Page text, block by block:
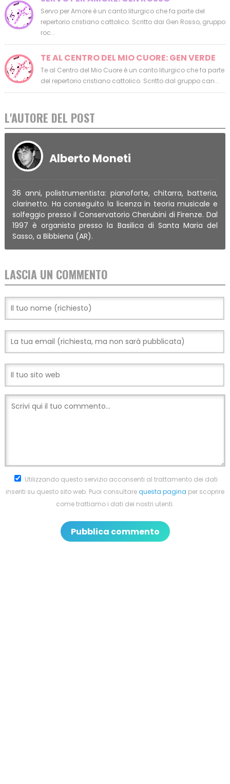
Servo per Amore è un canto liturgico che fa parte del
repertorio cristiano cattolico. Scritto dai Gen Rosso, gruppo
roc...
TE AL CENTRO DEL MIO CUORE: GEN VERDE
Te al Centro del Mio Cuore è un canto liturgico che fa parte
del repertorio cristiano cattolico. Scritto dal gruppo can...
L'AUTORE DEL POST
Alberto Moneti
36 anni, polistrumentista: pianoforte, chitarra, batteria,
clarinetto. Ha conseguito la licenza in teoria musicale e
solfeggio presso il Conservatorio Cherubini di Firenze. Dal
1997 è organista presso la Basilica di Santa Maria del
Sasso, a Bibbiena (AR).
LASCIA UN COMMENTO
Utilizzando questo servizio acconsenti al trattamento dei dati
inseriti su questo sito web. Puoi consultarequesta pagina per scoprire
come trattiamo i dati dei nostri utenti.